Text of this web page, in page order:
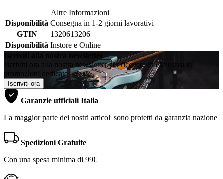
Altre Informazioni
Disponibilità Consegna in 1-2 giorni lavorativi
GTIN
1320613206
Disponibilità Instore e Online
Iscriviti alla nostra newsletter
Iscriviti ora alla nostra newsletter per ricevere in esclusiva le
promozioni dedicate
Iscriviti ora
Garanzie ufficiali Italia
La maggior parte dei nostri articoli sono protetti da garanzia nazione
Spedizioni Gratuite
Con una spesa minima di 99€